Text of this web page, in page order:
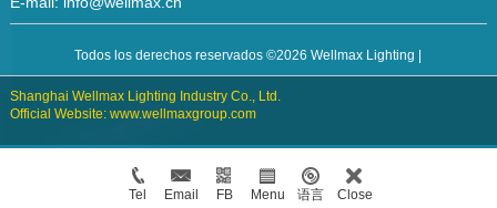
Todos los derechos reservados ©2026 Wellmax Lighting |
Shanghai Wellmax Lighting Industry Co., Ltd.
Official Website: www.wellmaxgroup.com
Tel Email FB Menu 语言 Close